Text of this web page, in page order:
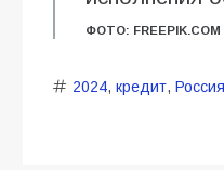
ФОТО: FREEPIK.COM
2024, кредит, Россия